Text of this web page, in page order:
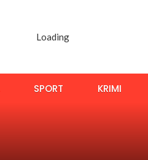
Loading
SPORT KRIMI